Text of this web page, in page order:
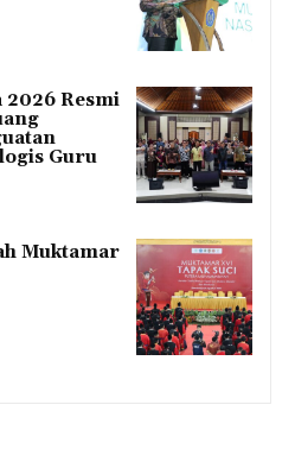
2026 Resmi
Guru
Muktamar